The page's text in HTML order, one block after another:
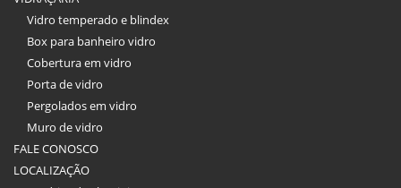
Vidro temperado e blindex
Box para banheiro vidro
Cobertura em vidro
Porta de vidro
Pergolados em vidro
Muro de vidro
FALE CONOSCO
LOCALIZAÇÃO